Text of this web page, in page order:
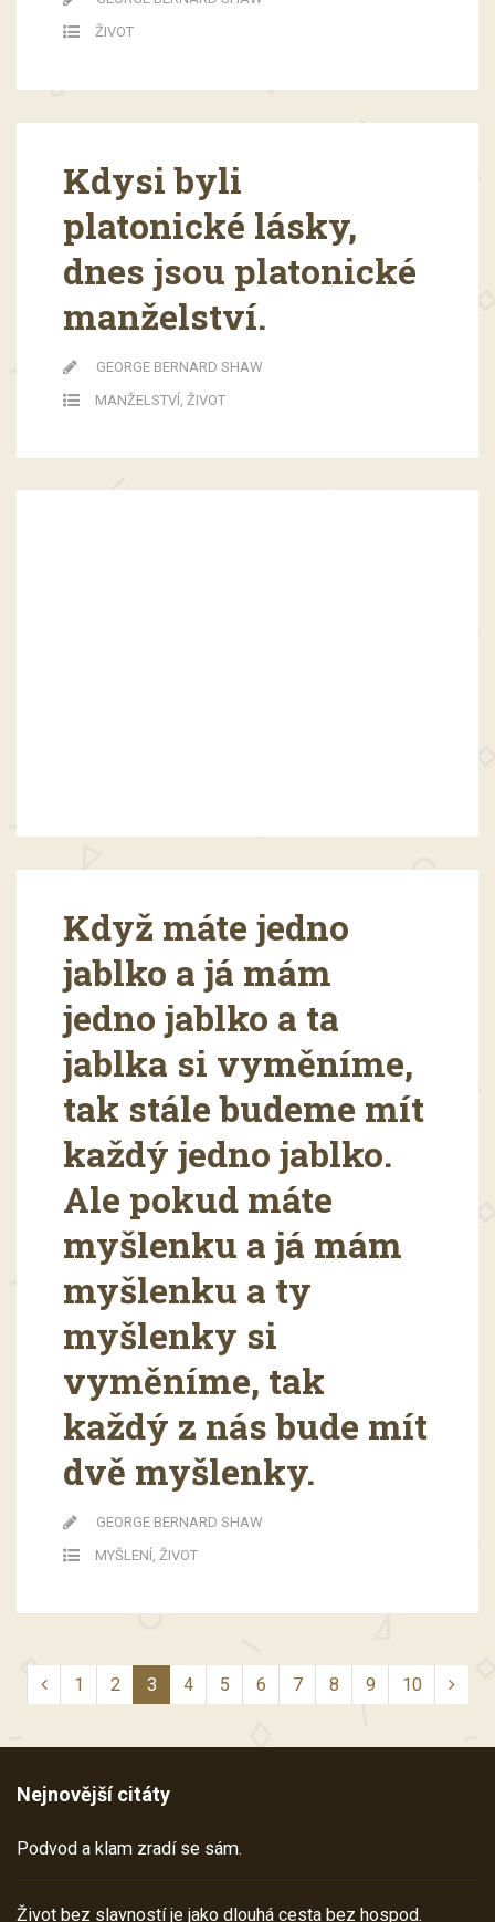
ŽIVOT
Kdysi byli
platonické lásky,
dnes jsou platonické
manželství.
GEORGE BERNARD SHAW
MANŽELSTVÍ, ŽIVOT
Když máte jedno
jablko a já mám
jedno jablko a ta
jablka si vyměníme,
tak stále budeme mít
každý jedno jablko.
Ale pokud máte
myšlenku a já mám
myšlenku a ty
myšlenky si
vyměníme, tak
každý z nás bude mít
dvě myšlenky.
GEORGE BERNARD SHAW
MYŠLENÍ, ŽIVOT
1 2 3 4 5 6 7 8 9 10
Nejnovější citáty
Podvod a klam zradí se sám.
Život bez slavností je jako dlouhá cesta bez hospod.